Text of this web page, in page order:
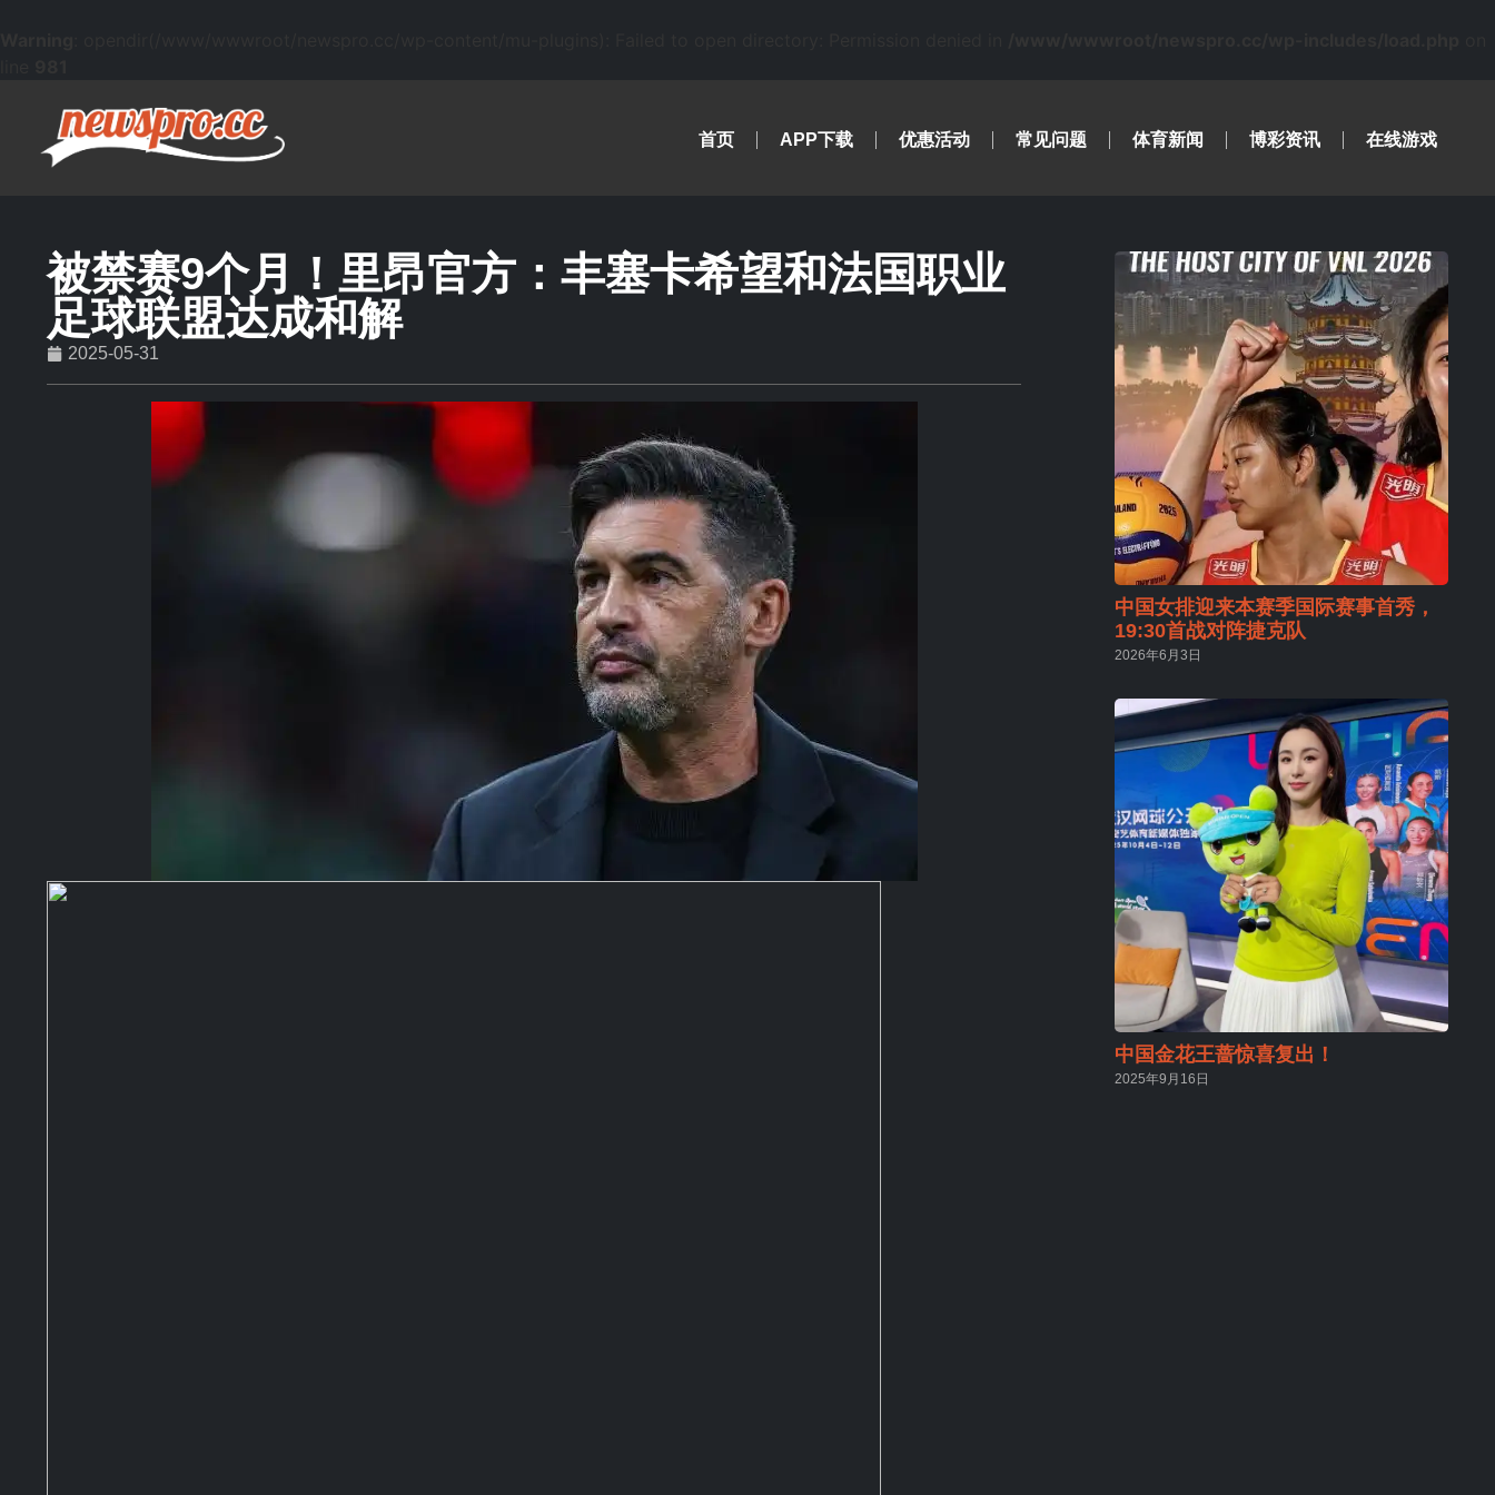
首页 APP下载 优惠活动 常见问题 体育新闻 博彩资讯 在线游戏
被禁赛9个月！里昂官方：丰塞卡希望和法国职业
足球联盟达成和解
2025-05-31
中国女排迎来本赛季国际赛事首秀，
19:30首战对阵捷克队
2026年6月3日
中国金花王蔷惊喜复出！
2025年9月16日